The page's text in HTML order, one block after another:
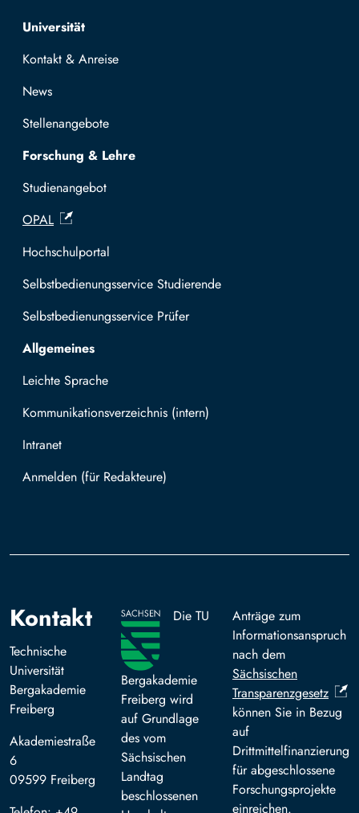
Top navigation
Universität
Kontakt & Anreise
News
Stellenangebote
Forschung & Lehre
Studienangebot
OPAL
Hochschulportal
Selbstbedienungsservice Studierende
Selbstbedienungsservice Prüfer
Allgemeines
Leichte Sprache
Kommunikationsverzeichnis (intern)
Intranet
Mit TUBAF Login anmelden
Kontakt
Technische
Universität
Bergakademie
Freiberg
Akademiestraße
6
09599 Freiberg
Die TU
Bergakademie
Freiberg wird
auf Grundlage
des vom
Sächsischen
Landtag
beschlossenen
Anträge zum
Informationsanspruch
nach dem
Sächsischen
Transparenzgesetz
können Sie in Bezug
auf
Drittmittelfinanzierung
für abgeschlossene
Forschungsprojekte
einreichen.